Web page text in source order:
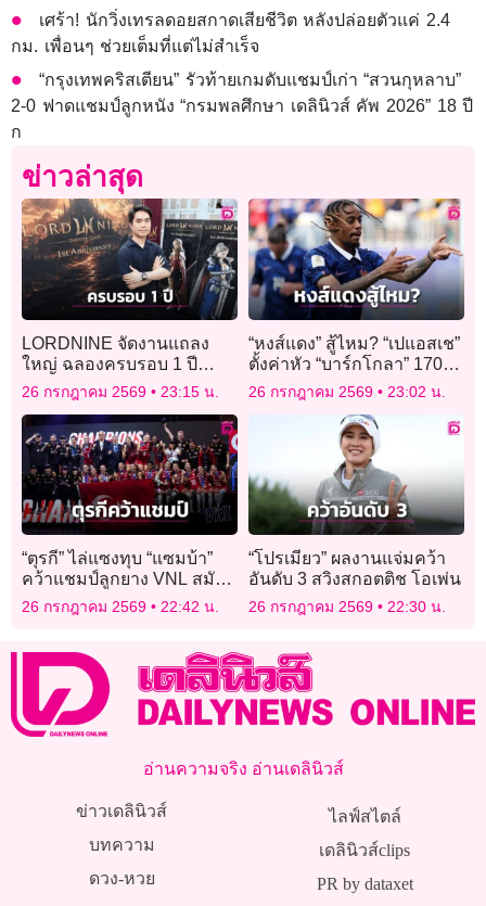
เศร้า! นักวิ่งเทรลดอยสกาดเสียชีวิต หลังปล่อยตัวแค่ 2.4
กม. เพื่อนๆ ช่วยเต็มที่แต่ไม่สำเร็จ
“กรุงเทพคริสเตียน” รัวท้ายเกมดับแชมป์เก่า “สวนกุหลาบ”
2-0 ฟาดแชมป์ลูกหนัง “กรมพลศึกษา เดลินิวส์ คัพ 2026” 18 ปี
ก
ข่าวล่าสุด
LORDNINE จัดงานแถลง
ใหญ่ ฉลองครบรอบ 1 ปี
พร้อมเปิดตัวเซิร์ฟฯ ใหม่
“Helena”
26 กรกฎาคม 2569 23:15 น.
“หงส์แดง” สู้ไหม? “เปแอสเช”
ตั้งค่าหัว “บาร์กโกลา” 170
ล้านยูโร
26 กรกฎาคม 2569 23:02 น.
“ตุรกี” ไล่แซงทุบ “แซมบ้า”
คว้าแชมป์ลูกยาง VNL สมัย
2
26 กรกฎาคม 2569 22:42 น.
“โปรเมียว” ผลงานแจ่มคว้า
อันดับ 3 สวิงสกอตติช โอเพ่น
26 กรกฎาคม 2569 22:30 น.
อ่านความจริง อ่านเดลินิวส์
ข่าวเดลินิวส์
บทความ
ดวง-หวย
ไลฟ์สไตล์
เดลินิวส์clips
PR by dataxet